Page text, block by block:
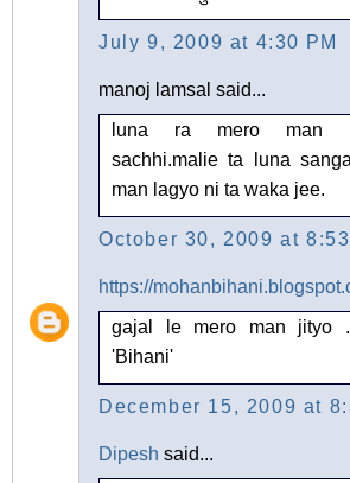
July 9, 2009 at 4:30 PM
manoj lamsal said...
luna ra mero man
sachhi.malie ta luna
man lagyo ni ta waka jee.
October 30, 2009 at 8:53
https://
gajal le mero man jityo
'Bihani'
December 15, 2009 at
Dipesh said...